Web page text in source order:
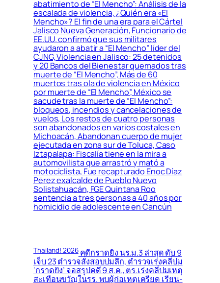
abatimiento de “El Mencho”: Análisis de la
escalada de violencia, ¿Quién era «El
Mencho»? El fin de una era para el Cártel
Jalisco Nueva Generación, Funcionario de
EE.UU. confirmó que sus militares
ayudaron a abatir a “El Mencho” líder del
CJNG, Violencia en Jalisco: 25 detenidos
y 20 Bancos del Bienestar quemados tras
muerte de “El Mencho”, Más de 60
muertos tras ola de violencia en México
por muerte de “El Mencho”, México se
sacude tras la muerte de “El Mencho”:
bloqueos, incendios y cancelaciones de
vuelos, Los restos de cuatro personas
son abandonados en varios costales en
Michoacán, Abandonan cuerpo de mujer
ejecutada en zona sur de Toluca, Caso
Iztapalapa: Fiscalía tiene en la mira a
automovilista que arrastró y mató a
motociclista, Fue recapturado Enoc Díaz
Pérez exalcalde de Pueblo Nuevo
Solistahuacán, FGE Quintana Roo
sentencia a tres personas a 40 años por
homicidio de adolescente en Cancún
Thailand! 2026คดีกราดยิง นร.ม.3 ล่าสุด ดับ 9
เจ็บ 23 ตำรวจสั่งสอบปมลึก, ตำรวจเร่งคลี่ปม
‘กราดยิง’ จอสรุปคดี 9 ส.ค., ตร.เร่งคลี่ปมเหตุ
สะเทือนขวัญในรร. พบผู้ก่อเหตุเครียด เรียน-